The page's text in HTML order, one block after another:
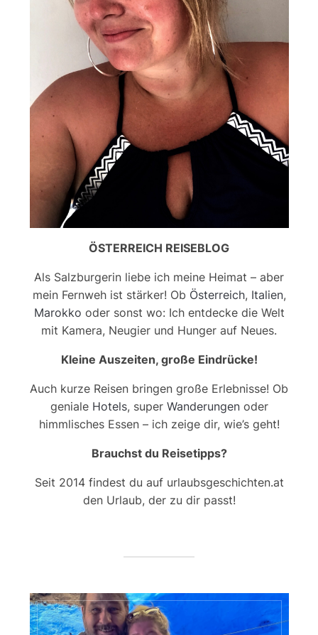
ÖSTERREICH REISEBLOG
Als Salzburgerin liebe ich meine Heimat – aber
mein Fernweh ist stärker! Ob Österreich, Italien,
Marokko oder sonst wo: Ich entdecke die Welt
mit Kamera, Neugier und Hunger auf Neues.
Kleine Auszeiten, große Eindrücke!
Auch kurze Reisen bringen große Erlebnisse! Ob
geniale Hotels, super Wanderungenoder
himmlisches Essen – ich zeige dir, wie’s geht!
Brauchst du Reisetipps?
Seit 2014 findest du auf urlaubsgeschichten.at
den Urlaub, der zu dir passt!